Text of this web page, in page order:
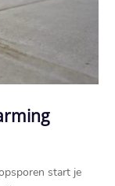
start je